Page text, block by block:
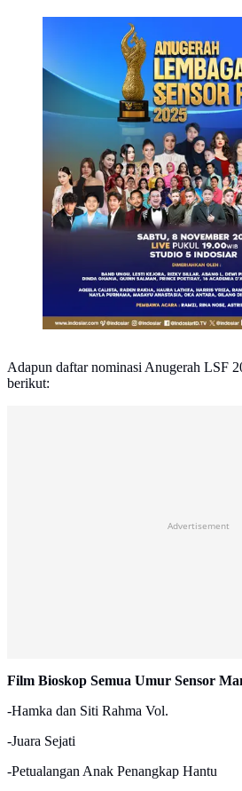
Anugerah LSF 2025.
Adapun daftar nominasi Anugerah LSF
berikut:
Advertisement
Film Bioskop Semua Umur Sensor
-Hamka dan Siti Rahma Vol.
-Juara Sejati
-Petualangan Anak Penangkap Hantu